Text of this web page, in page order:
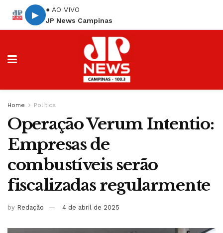
▶
● AO VIVO
JP News Campinas
Home Política
Operação Verum Intentio:
Empresas de
combustíveis serão
fiscalizadas regularmente
by Redação 4 de abril de 2025